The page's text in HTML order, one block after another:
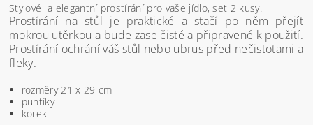
Stylové a elegantní prostírání pro vaše jídlo, set 2 kusy.
Prostírání na stůl je praktické a stačí po něm přejít
mokrou utěrkou a bude zase čisté a připravené k použití.
Prostírání ochrání váš stůl nebo ubrus před nečistotami a
fleky.
rozměry 21 x 29 cm
puntíky
korek